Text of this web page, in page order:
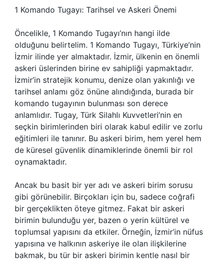
1 Komando Tugayı: Tarihsel ve Askeri Önemi
Öncelikle, 1 Komando Tugayı’nın hangi ilde
olduğunu belirtelim. 1 Komando Tugayı, Türkiye’nin
İzmir ilinde yer almaktadır. İzmir, ülkenin en önemli
askeri üslerinden birine ev sahipliği yapmaktadır.
İzmir’in stratejik konumu, denize olan yakınlığı ve
tarihsel anlamı göz önüne alındığında, burada bir
komando tugayının bulunması son derece
anlamlıdır. Tugay, Türk Silahlı Kuvvetleri’nin en
seçkin birimlerinden biri olarak kabul edilir ve zorlu
eğitimleri ile tanınır. Bu askeri birim, hem yerel hem
de küresel güvenlik dinamiklerinde önemli bir rol
oynamaktadır.
Ancak bu basit bir yer adı ve askeri birim sorusu
gibi görünebilir. Birçokları için bu, sadece coğrafi
bir gerçeklikten öteye gitmez. Fakat bir askeri
birimin bulunduğu yer, bazen o yerin kültürel ve
toplumsal yapısını da etkiler. Örneğin, İzmir’in nüfus
yapısına ve halkının askeriye ile olan ilişkilerine
bakmak, bu tür bir askeri birimin kentle nasıl bir